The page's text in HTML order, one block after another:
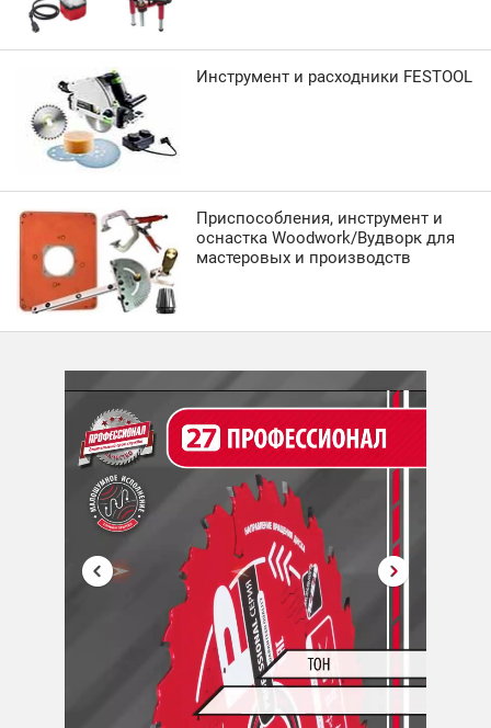
Инструмент и расходники FESTOOL
Приспособления, инструмент и
оснастка Woodwork/Вудворк для
мастеровых и производств